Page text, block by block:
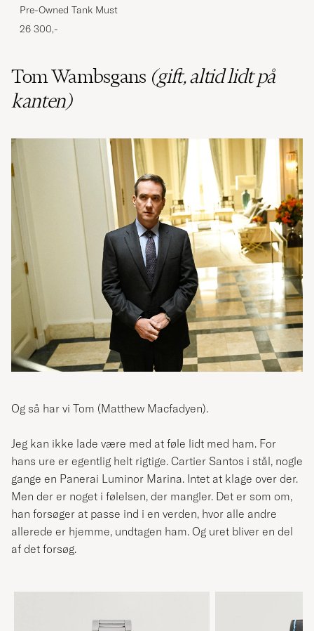
Pre-Owned Tank Must
26 300,-
Tom Wambsgans (gift, altid lidt på
kanten)
Og så har vi Tom (Matthew Macfadyen).
Jeg kan ikke lade være med at føle lidt med ham. For
hans ure er egentlig helt rigtige. Cartier Santos i stål, nogle
gange en Panerai Luminor Marina. Intet at klage over der.
Men der er noget i følelsen, der mangler. Det er som om,
han forsøger at passe ind i en verden, hvor alle andre
allerede er hjemme, undtagen ham. Og uret bliver en del
af det forsøg.